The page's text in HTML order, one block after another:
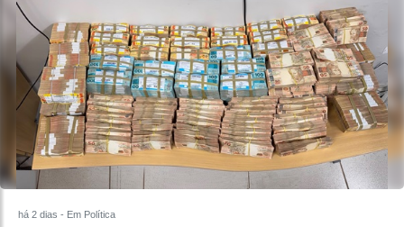
há 2 dias - Em Política